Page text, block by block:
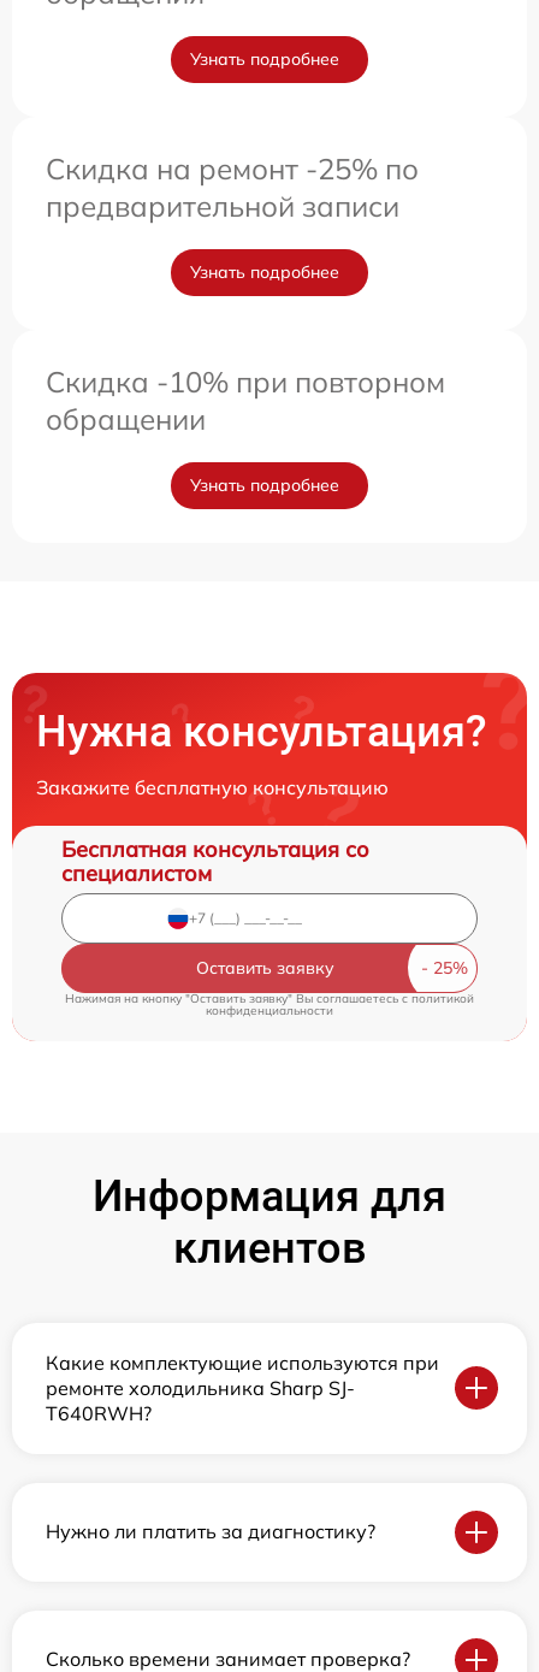
Узнать подробнее
Скидка на ремонт -25% по
предварительной записи
Узнать подробнее
Скидка -10% при повторном
обращении
Узнать подробнее
Нужна консультация?
Закажите бесплатную консультацию
Бесплатная консультация со
специалистом
Оставить заявку
Нажимая на кнопку "Оставить заявку" Вы соглашаетесь cполитикой
конфиденциальности
Информация для
клиентов
Какие комплектующие используются при
ремонте холодильника Sharp SJ-
T640RWH?
Нужно ли платить за диагностику?
Сколько времени занимает проверка?